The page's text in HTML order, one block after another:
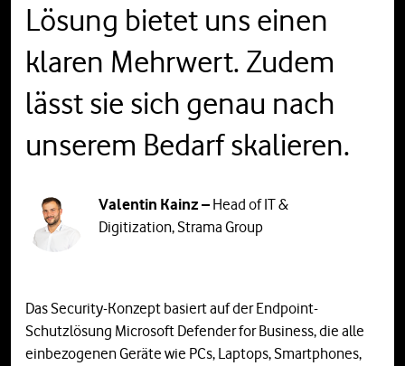
Lösung bietet uns einen
klaren Mehrwert. Zudem
lässt sie sich genau nach
unserem Bedarf skalieren.
Valentin Kainz – Head of IT &
Digitization, Strama Group
Das Security-Konzept basiert auf der Endpoint-
Schutzlösung Microsoft Defender for Business, die alle
einbezogenen Geräte wie PCs, Laptops, Smartphones,